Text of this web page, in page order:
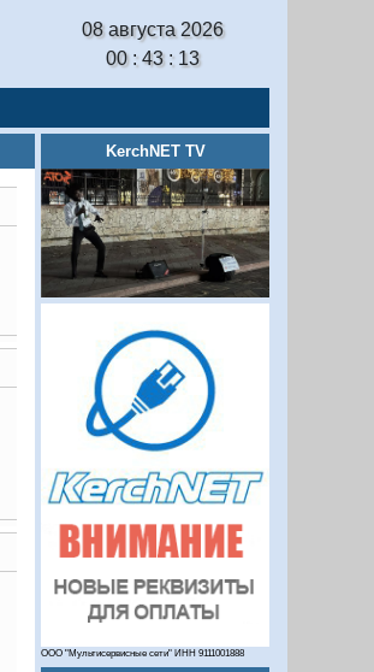
08 августа 2026
00 : 43 : 14
KerchNET TV
ООО "Мультисервисные сети" ИНН 9111001888